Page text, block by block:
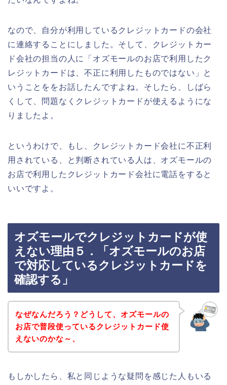
なので、自分が利用しているクレジットカードの会社
に連絡することにしました。そして、クレジットカー
ド会社の担当の人に「オズモールのお店で利用したク
レジットカードは、不正に利用したものではない」と
いうことををお話したんですよね。そしたら、しばら
くして、問題なくクレジットカードが使えるようにな
りましたよ。
というわけで、もし、クレジットカード会社に不正利
用されている、と判断されている人は、オズモールの
お店で利用したクレジットカード会社に電話をすると
いいですよ。
オズモールでクレジットカードが使
えない理由５．「オズモールのお店
で対応しているクレジットカードを
確認する」
なぜなんだろう？どうして、オズモールの
お店で普段使っているクレジットカード使
えないのかな～、
もしかしたら、私と同じような疑問を感じた人もいる